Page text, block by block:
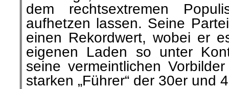
dem rechtsextremen
aufhetzen lassen. Seine
einen Rekordwert, wobei er
eigenen Laden so unter
seine vermeintlichen
starken „Führer“ der 30er und